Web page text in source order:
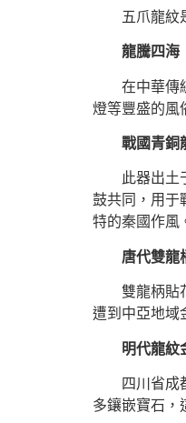
五爪龍紋是
龍騰四海
在中華傳統
燈等豐盛的風
戰國青銅
此器出土于
鼓共同，用于
特的秦國作風
唐代雙龍
雙龍柄貼花
遭到中亞地域
明代龍紋
四川省成
多鑲嵌寶石，